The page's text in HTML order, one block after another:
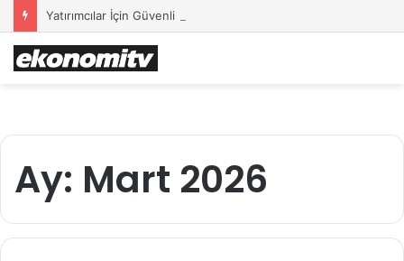
Yatırımcılar İçin Güvenli Liman: Altın Hâlâ İlk Sırada mı?
Ay: Mart 2026